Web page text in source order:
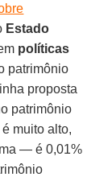
Estado
políticas
patrimônio
proposta
patrimônio
muito alto,
— é 0,01%